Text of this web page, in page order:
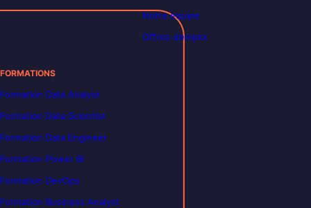
Notre équipe
Offres d’emploi
FORMATIONS
Formation Data Analyst
Formation Data Scientist
Formation Data Engineer
Formation Power BI
Formation DevOps
Formation Business Analyst